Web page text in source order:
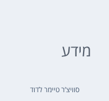
מידע
סוויצ’ר טיימר לדוד